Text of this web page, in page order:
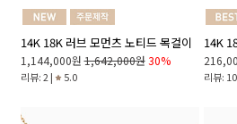
14K 18K 러브 모먼츠 노티드 목걸이
1,144,000원 1,642,000원 30%
리뷰: 2 | 5.0
14K
리뷰: